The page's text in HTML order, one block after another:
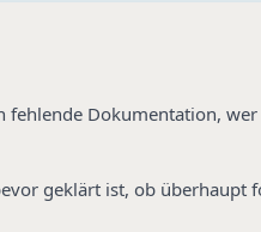
fehlende Dokumentation,
geklärt ist, ob